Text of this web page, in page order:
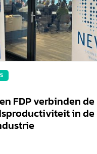
en FDP verbinden
in de